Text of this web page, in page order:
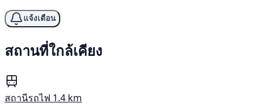
แจ้งเตือน
สถานที่ใกล้เคียง
สถานีรถไฟ 1.4 km